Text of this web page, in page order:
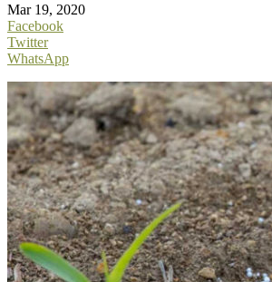
Mar 19, 2020
Facebook
Twitter
WhatsApp